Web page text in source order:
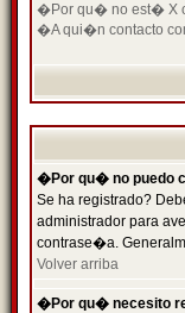
�Por qu� no est� X
�A qui�n contacto
�Por qu� no puedo
Se ha registrado?
administrador para
contrase�a.
Volver arriba
�Por qu� necesito